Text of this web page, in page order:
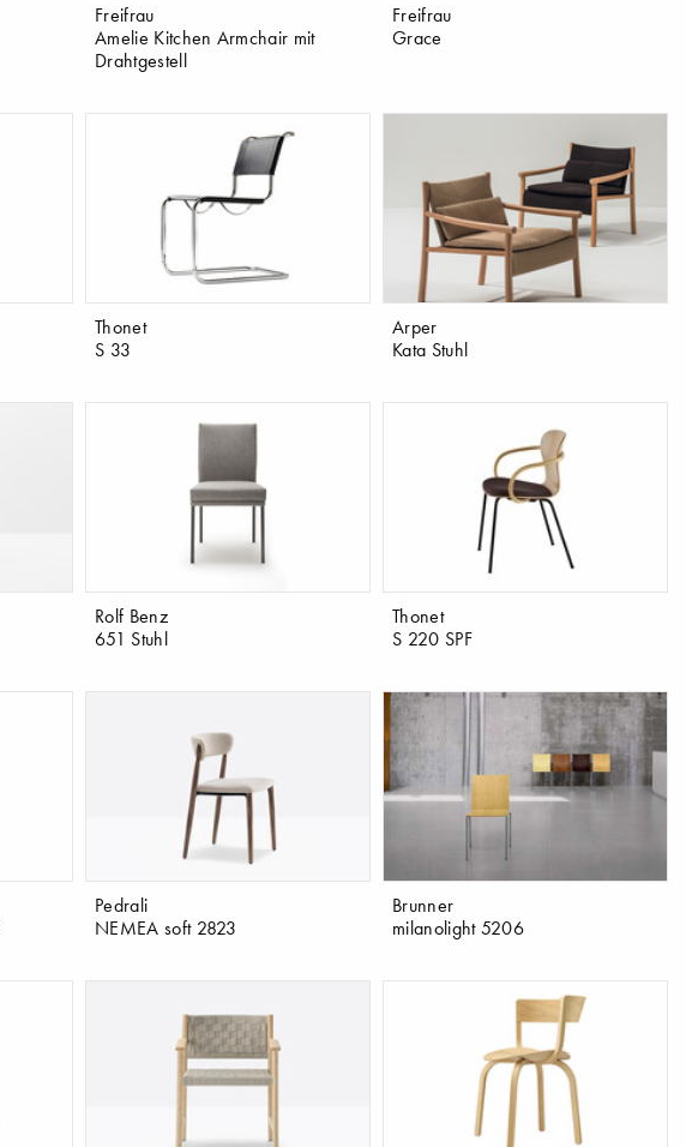
Freifrau
Amelie Kitchen Armchair mit
Drahtgestell
Freifrau
Grace
Thonet
S 33
Arper
Kata Stuhl
Rolf Benz
651 Stuhl
Thonet
S 220 SPF
Pedrali
NEMEA soft 2823
Brunner
milanolight 5206